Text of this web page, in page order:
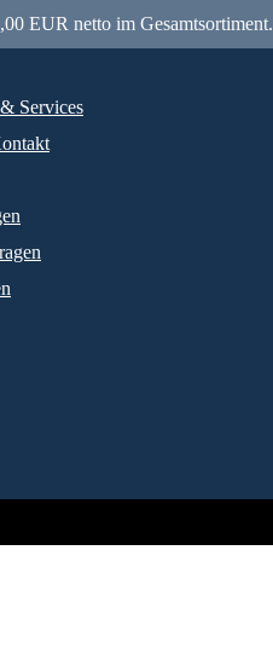
EUR netto im Gesamtsortiment.
Services